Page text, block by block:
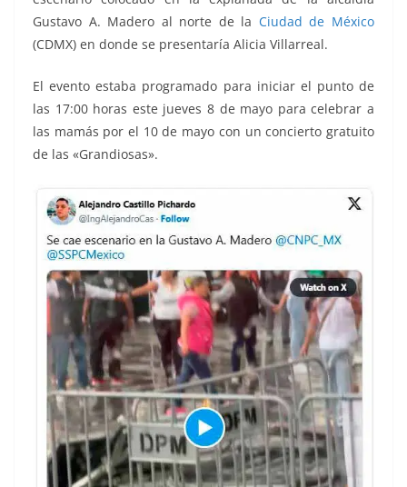
Gustavo A. Madero al norte de la Ciudad de México
(CDMX) en donde se presentaría Alicia Villarreal.
El evento estaba programado para iniciar el punto de
las 17:00 horas este jueves 8 de mayo para celebrar a
las mamás por el 10 de mayo con un concierto gratuito
de las «Grandiosas».